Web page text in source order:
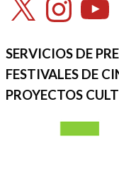
SERVICIOS DE
FESTIVALES DE
PROYECTOS